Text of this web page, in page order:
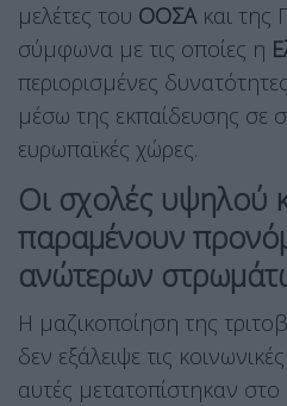
μελέτες του ΟΟΣΑ και της
σύμφωνα με τις οποίες η
περιορισμένες
μέσω της εκπαίδευσης σε
ευρωπαϊκές χώρες.
Οι σχολές υψηλού
παραμένουν
ανώτερων
Η μαζικοποίηση της
δεν εξάλειψε τις
αυτές μετατοπίστηκαν στο